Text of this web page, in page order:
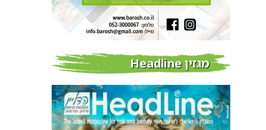
מגזין Headline